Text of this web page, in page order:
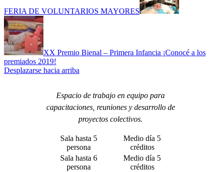
FERIA DE VOLUNTARIOS MAYORES
XX Premio Bienal – Primera Infancia ¡Conocé a los
premiados 2019!
Desplazarse hacia arriba
Espacio de trabajo en equipo para
capacitaciones, reuniones y desarrollo de
proyectos colectivos.
Sala hasta 5
persona
Medio día 5
créditos
Sala hasta 6
persona
Medio día 5
créditos